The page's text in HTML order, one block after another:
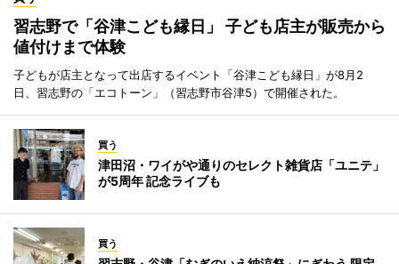
習志野で「谷津こども縁日」 子ども店主が販売から
値付けまで体験
子どもが店主となって出店するイベント「谷津こども縁日」が8月2
日、習志野の「エコトーン」（習志野市谷津5）で開催された。
買う
津田沼・ワイがや通りのセレクト雑貨店「ユニテ」
が5周年 記念ライブも
買う